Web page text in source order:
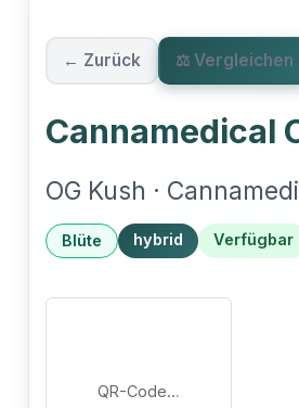
← Zurück ⚖ Vergleichen
Cannamedical
OG Kush ·
Blüte hybrid Verfügbar
QR-Code…